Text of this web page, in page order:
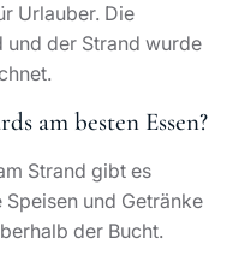
Urlauber. Die
der Strand wurde
am besten Essen?
Strand gibt es
und Getränke
der Bucht.